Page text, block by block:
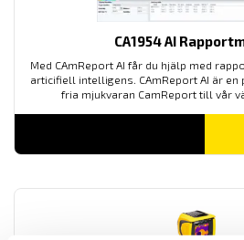
CA1954 AI
Med CAmReport AI får du hjälp med
articifiell intelligens. CAmReport AI är en
fria mjukvaran CamReport till vår